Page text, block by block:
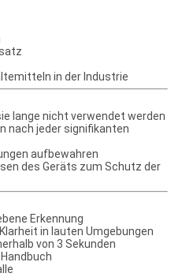
in der Industrie
lange nicht verwendet werden
nach jeder signifikanten
aufbewahren
des Geräts zum Schutz der
Erkennung
in lauten Umgebungen
von 3 Sekunden